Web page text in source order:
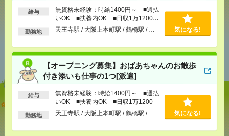
給与
無資格未経験：時給1400円～ ■週払
いOK ■扶養内OK ■日収1万1200円
以上
勤務地 天王寺駅 / 大阪上本町駅 / 鶴橋駅 / … 気になる!
【オープニング募集】おばあちゃんのお散歩
付き添いも仕事の1つ[派遣]
給与
無資格未経験：時給1400円～ ■週払
いOK ■扶養内OK ■日収1万1200円
以上
勤務地 天王寺駅 / 大阪上本町駅 / 鶴橋駅 / … 気になる!
シェア ツイート ブックマーク
あなたの閲覧履歴からの
おすすめ
志望動機も履歴書も不要！日収1.1万円～＊未経験OK
の介護[派遣]
[給 与]無資格未経験：時給1400円～ ■週払い